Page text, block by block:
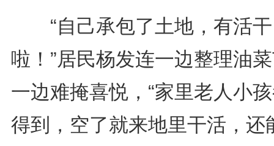
“自己承包了土地，有活干
啦！”居民杨发连一边整理油
一边难掩喜悦，“家里老人小
得到，空了就来地里干活，还